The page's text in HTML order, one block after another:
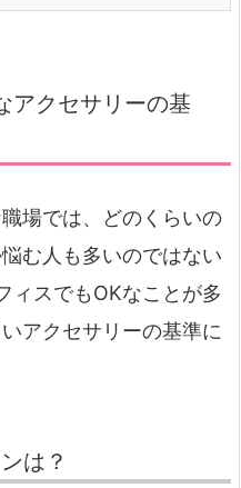
アクセサリーの基
場では、どのくらいの
む人も多いのではない
ィスでもOKなことが多
アクセサリーの基準に
は？